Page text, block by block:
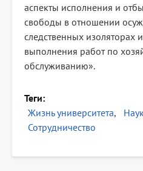
аспекты исполнения и
свободы в отношении
следственных изоляторах
выполнения работ по
обслуживанию».
Теги
Жизнь университета
Сотрудничество